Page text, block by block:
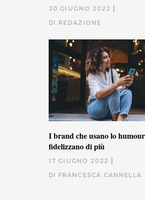
30 GIUGNO 2022
DI REDAZIONE
I brand che usano lo humour
fidelizzano di più
17 GIUGNO 2022
DI FRANCESCA CANNELLA